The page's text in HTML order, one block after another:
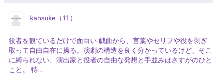
kahsuke（11）
役者を観ているだけで面白い 戯曲から、言葉やセリフや役を剥ぎ
取って自由自在に操る。演劇の構造を良く分かっているけど、そこ
に縛られない、演出家と役者の自由な発想と手並みはさすがのひと
こと。 特...